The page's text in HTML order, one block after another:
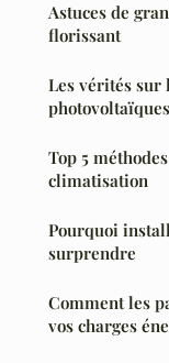
Astuces de
florissant
Les vérités sur
Top 5
climatisation
Pourquoi
surprendre
Comment les
vos charges